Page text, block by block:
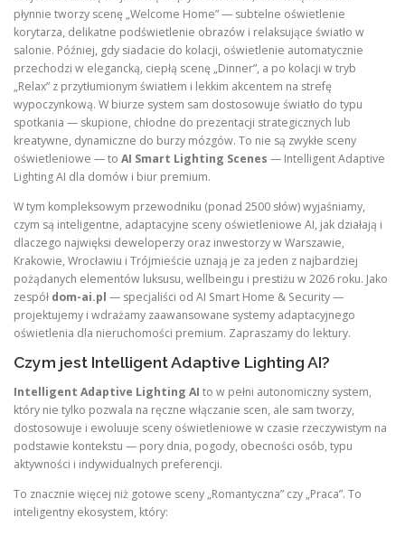
płynnie tworzy scenę „Welcome Home” — subtelne oświetlenie
korytarza, delikatne podświetlenie obrazów i relaksujące światło w
salonie. Później, gdy siadacie do kolacji, oświetlenie automatycznie
przechodzi w elegancką, ciepłą scenę „Dinner”, a po kolacji w tryb
„Relax” z przytłumionym światłem i lekkim akcentem na strefę
wypoczynkową. W biurze system sam dostosowuje światło do typu
spotkania — skupione, chłodne do prezentacji strategicznych lub
kreatywne, dynamiczne do burzy mózgów. To nie są zwykłe sceny
oświetleniowe — to AI Smart Lighting Scenes — Intelligent Adaptive
Lighting AI dla domów i biur premium.
W tym kompleksowym przewodniku (ponad 2500 słów) wyjaśniamy,
czym są inteligentne, adaptacyjne sceny oświetleniowe AI, jak działają i
dlaczego najwięksi deweloperzy oraz inwestorzy w Warszawie,
Krakowie, Wrocławiu i Trójmieście uznają je za jeden z najbardziej
pożądanych elementów luksusu, wellbeingu i prestiżu w 2026 roku. Jako
zespół dom-ai.pl — specjaliści od AI Smart Home & Security —
projektujemy i wdrażamy zaawansowane systemy adaptacyjnego
oświetlenia dla nieruchomości premium. Zapraszamy do lektury.
Czym jest Intelligent Adaptive Lighting AI?
Intelligent Adaptive Lighting AI to w pełni autonomiczny system,
który nie tylko pozwala na ręczne włączanie scen, ale sam tworzy,
dostosowuje i ewoluuje sceny oświetleniowe w czasie rzeczywistym na
podstawie kontekstu — pory dnia, pogody, obecności osób, typu
aktywności i indywidualnych preferencji.
To znacznie więcej niż gotowe sceny „Romantyczna” czy „Praca”. To
inteligentny ekosystem, który: